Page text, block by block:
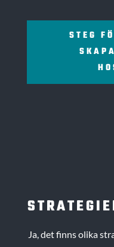
STEG
Ja, det finns olika